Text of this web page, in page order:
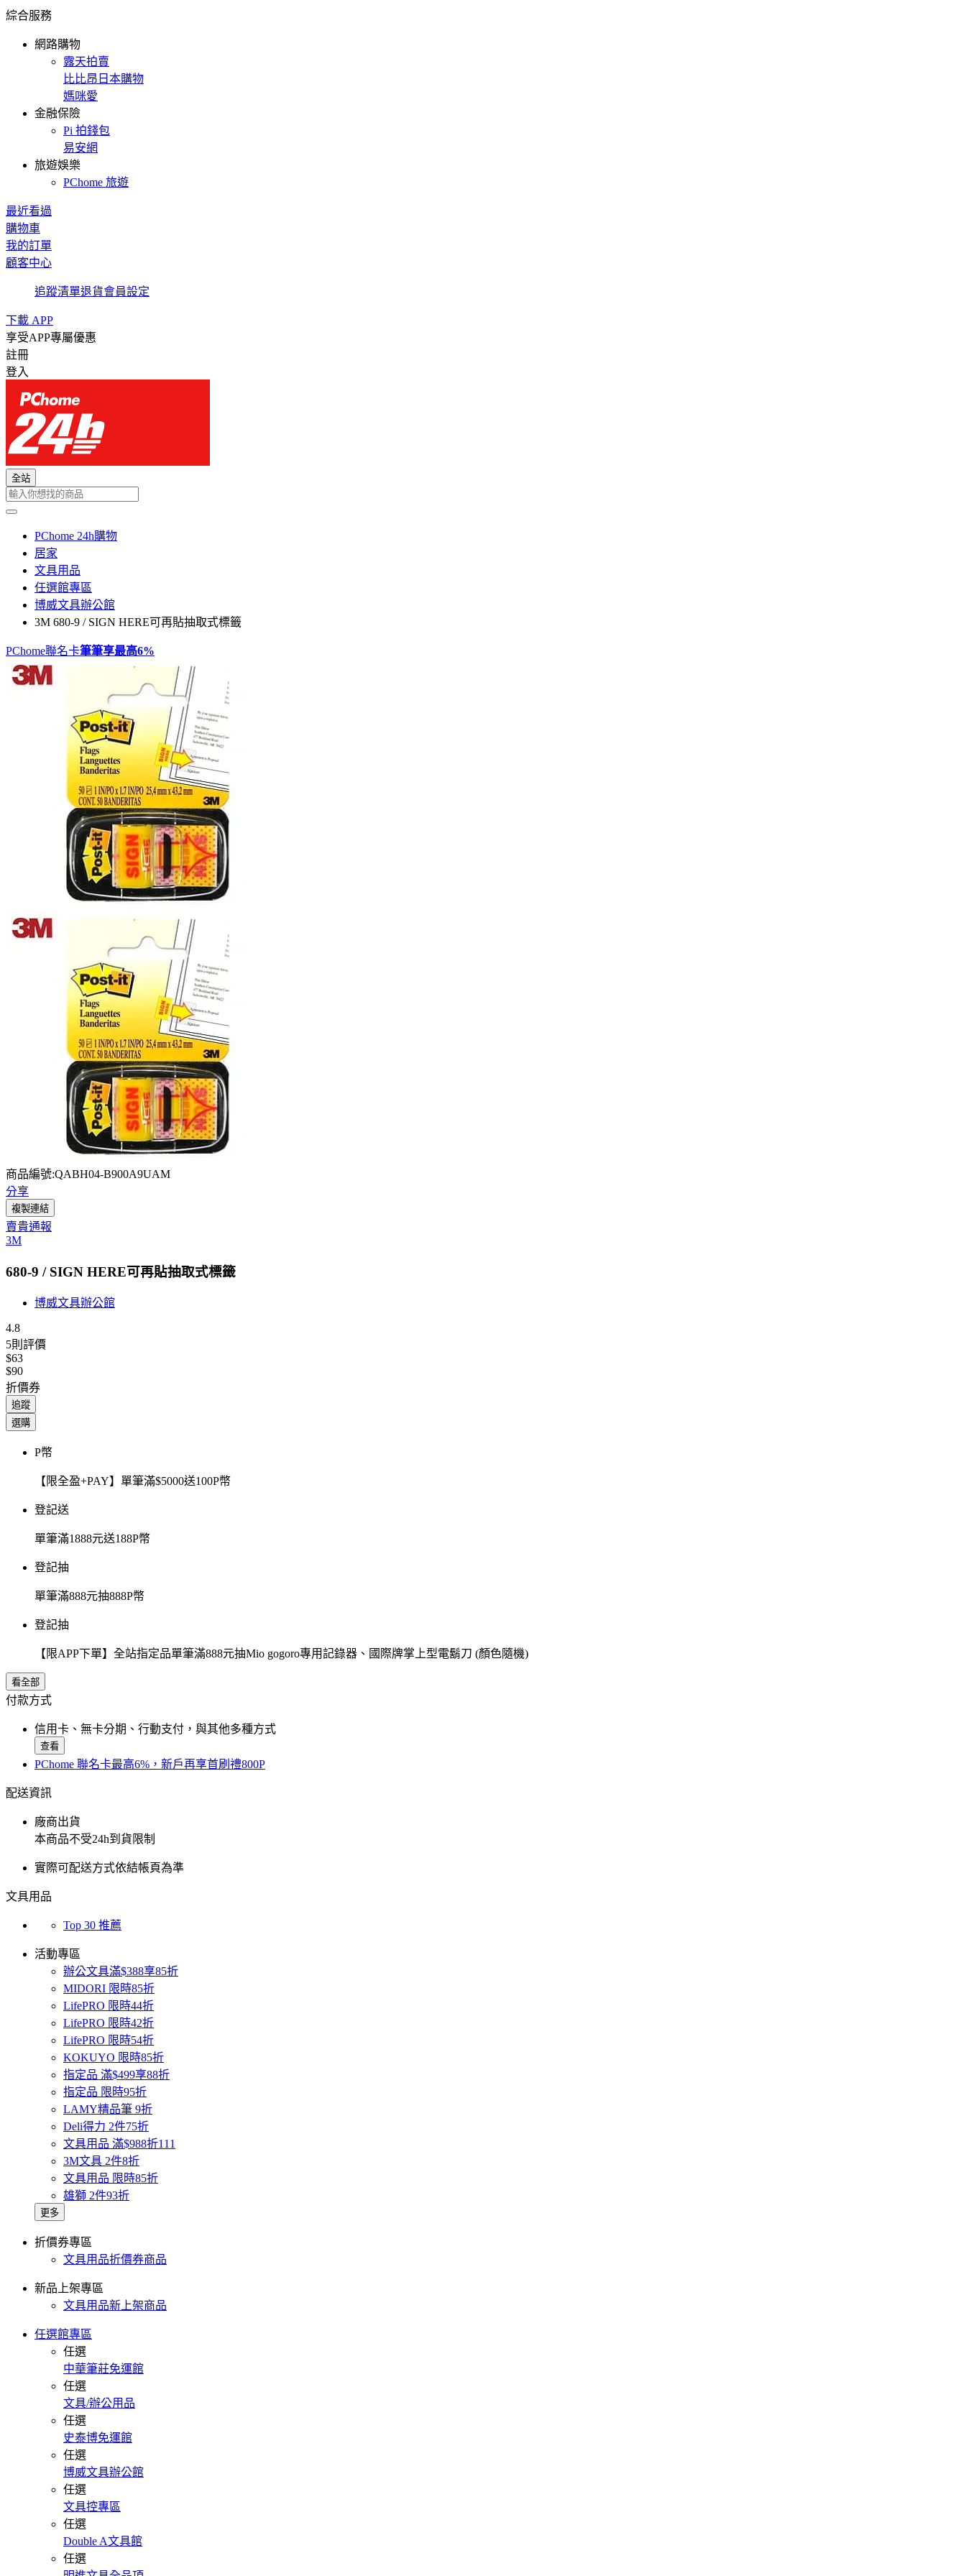
綜合服務
網路購物
露天拍賣
比比昂日本購物
媽咪愛
金融保險
Pi 拍錢包
易安網
旅遊娛樂
PChome 旅遊
最近看過
購物車
我的訂單
顧客中心
追蹤清單退貨會員設定
下載 APP
享受APP專屬優惠
註冊
登入
全站
PChome 24h購物
居家
文具用品
任選館專區
博威文具辦公館
3M 680-9 / SIGN HERE可再貼抽取式標籤
PChome聯名卡筆筆享最高6%
商品編號:QABH04-B900A9UAM
分享
複製連結
賣貴通報
3M
680-9 / SIGN HERE可再貼抽取式標籤
博威文具辦公館
4.8
5則評價
$63
$90
折價券
追蹤
選購
P幣
【限全盈+PAY】單筆滿$5000送100P幣
登記送
單筆滿1888元送188P幣
登記抽
單筆滿888元抽888P幣
登記抽
【限APP下單】全站指定品單筆滿888元抽Mio gogoro專用記錄器、國際牌掌上型電鬍刀 (顏色隨機)
看全部
付款方式
信用卡、無卡分期、行動支付，與其他多種方式
查看
PChome 聯名卡最高6%，新戶再享首刷禮800P
配送資訊
廠商出貨
本商品不受24h到貨限制
實際可配送方式依結帳頁為準
文具用品
Top 30 推薦
活動專區
辦公文具滿$388享85折
MIDORI 限時85折
LifePRO 限時44折
LifePRO 限時42折
LifePRO 限時54折
KOKUYO 限時85折
指定品 滿$499享88折
指定品 限時95折
LAMY精品筆 9折
Deli得力 2件75折
文具用品 滿$988折111
3M文具 2件8折
文具用品 限時85折
雄獅 2件93折
更多
折價券專區
文具用品折價券商品
新品上架專區
文具用品新上架商品
任選館專區
任選
中華筆莊免運館
任選
文具/辦公用品
任選
史泰博免運館
任選
博威文具辦公館
任選
文具控專區
任選
Double A文具館
任選